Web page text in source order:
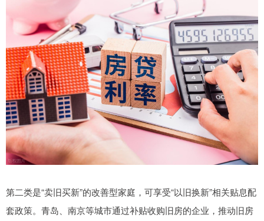
第二类是“卖旧买新”的改善型家庭，可享受“以旧换新”相关贴息配
套政策。青岛、南京等城市通过补贴收购旧房的企业，推动旧房